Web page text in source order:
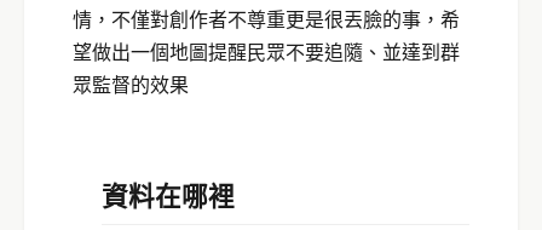
情，不僅對創作者不尊重更是很丟臉的事，希
望做出一個地圖提醒民眾不要追隨、並達到群
眾監督的效果
資料在哪裡